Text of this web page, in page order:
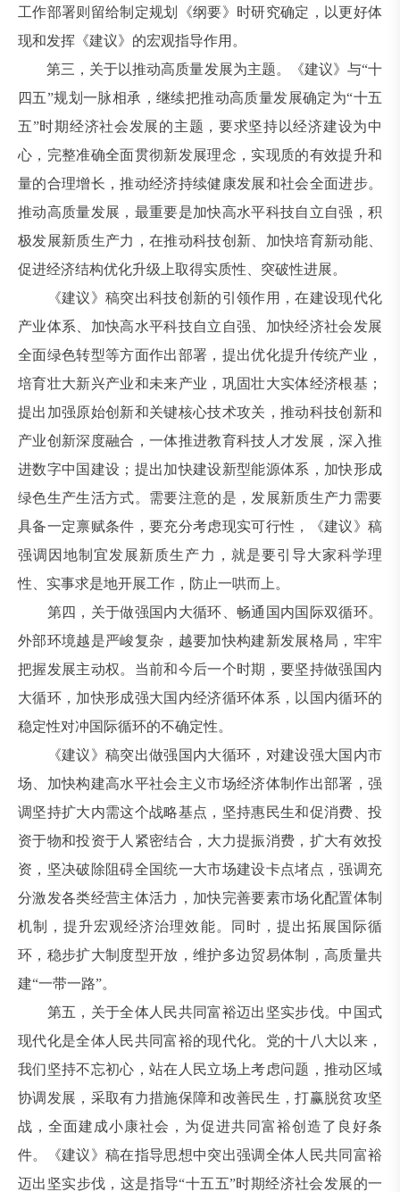
工作部署则留给制定规划《纲要》时研究确定，以更好体
现和发挥《建议》的宏观指导作用。
第三，关于以推动高质量发展为主题。《建议》与“十
四五”规划一脉相承，继续把推动高质量发展确定为“十五
五”时期经济社会发展的主题，要求坚持以经济建设为中
心，完整准确全面贯彻新发展理念，实现质的有效提升和
量的合理增长，推动经济持续健康发展和社会全面进步。
推动高质量发展，最重要是加快高水平科技自立自强，积
极发展新质生产力，在推动科技创新、加快培育新动能、
促进经济结构优化升级上取得实质性、突破性进展。
《建议》稿突出科技创新的引领作用，在建设现代化
产业体系、加快高水平科技自立自强、加快经济社会发展
全面绿色转型等方面作出部署，提出优化提升传统产业，
培育壮大新兴产业和未来产业，巩固壮大实体经济根基；
提出加强原始创新和关键核心技术攻关，推动科技创新和
产业创新深度融合，一体推进教育科技人才发展，深入推
进数字中国建设；提出加快建设新型能源体系，加快形成
绿色生产生活方式。需要注意的是，发展新质生产力需要
具备一定禀赋条件，要充分考虑现实可行性，《建议》稿
强调因地制宜发展新质生产力，就是要引导大家科学理
性、实事求是地开展工作，防止一哄而上。
第四，关于做强国内大循环、畅通国内国际双循环。
外部环境越是严峻复杂，越要加快构建新发展格局，牢牢
把握发展主动权。当前和今后一个时期，要坚持做强国内
大循环，加快形成强大国内经济循环体系，以国内循环的
稳定性对冲国际循环的不确定性。
《建议》稿突出做强国内大循环，对建设强大国内市
场、加快构建高水平社会主义市场经济体制作出部署，强
调坚持扩大内需这个战略基点，坚持惠民生和促消费、投
资于物和投资于人紧密结合，大力提振消费，扩大有效投
资，坚决破除阻碍全国统一大市场建设卡点堵点，强调充
分激发各类经营主体活力，加快完善要素市场化配置体制
机制，提升宏观经济治理效能。同时，提出拓展国际循
环，稳步扩大制度型开放，维护多边贸易体制，高质量共
建“一带一路”。
第五，关于全体人民共同富裕迈出坚实步伐。中国式
现代化是全体人民共同富裕的现代化。党的十八大以来，
我们坚持不忘初心，站在人民立场上考虑问题，推动区域
协调发展，采取有力措施保障和改善民生，打赢脱贫攻坚
战，全面建成小康社会，为促进共同富裕创造了良好条
件。《建议》稿在指导思想中突出强调全体人民共同富裕
迈出坚实步伐，这是指导“十五五”时期经济社会发展的一